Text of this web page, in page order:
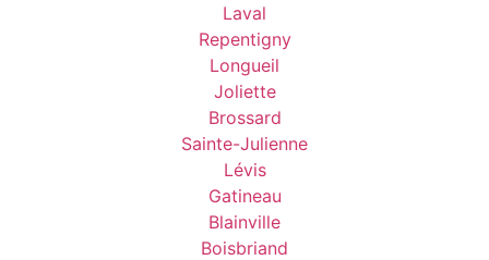
Laval
Repentigny
Longueil
Joliette
Brossard
Sainte-Julienne
Lévis
Gatineau
Blainville
Boisbriand